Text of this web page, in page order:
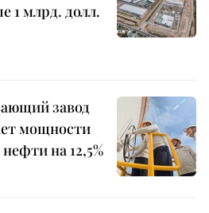
1 млрд. долл.
завод
мощности
на 12,5%